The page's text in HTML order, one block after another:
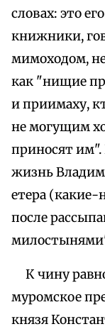
словах: это
книжники,
мимоходом,
как "нищие
и приимаху,
не могущим
приносят
жизнь
етера
после
К чину
муромское
князя